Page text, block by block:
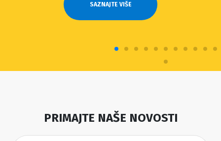
SAZNAJTE VIŠE
PRIMAJTE NAŠE NOVOSTI